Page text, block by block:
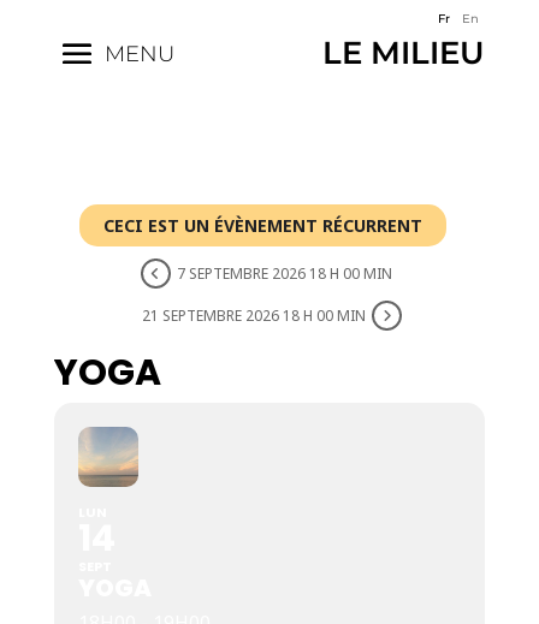
Fr En
LE MILIEU
MENU
CECI EST UN ÉVÈNEMENT RÉCURRENT
7 SEPTEMBRE 2026 18 H 00 MIN
21 SEPTEMBRE 2026 18 H 00 MIN
YOGA